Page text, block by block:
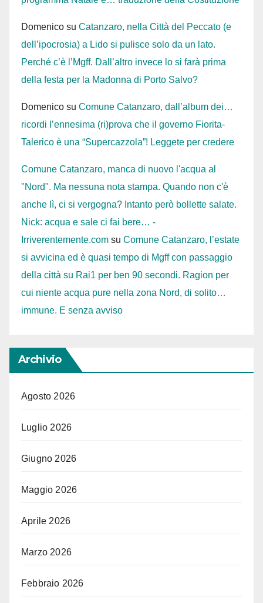
Domenico su Catanzaro, nella Città del Peccato (e
dell’ipocrosia) a Lido si pulisce solo da un lato.
Perché c’è l’Mgff. Dall’altro invece lo si farà prima
della festa per la Madonna di Porto Salvo?
Domenico su Comune Catanzaro, dall’album dei…
ricordi l’ennesima (ri)prova che il governo Fiorita-
Talerico è una “Supercazzola”! Leggete per credere
Comune Catanzaro, manca di nuovo l'acqua al
"Nord". Ma nessuna nota stampa. Quando non c'è
anche lì, ci si vergogna? Intanto però bollette salate.
Nick: acqua e sale ci fai bere… -
Irriverentemente.com su Comune Catanzaro, l’estate
si avvicina ed è quasi tempo di Mgff con passaggio
della città su Rai1 per ben 90 secondi. Ragion per
cui niente acqua pure nella zona Nord, di solito…
immune. E senza avviso
Archivio
Agosto 2026
Luglio 2026
Giugno 2026
Maggio 2026
Aprile 2026
Marzo 2026
Febbraio 2026